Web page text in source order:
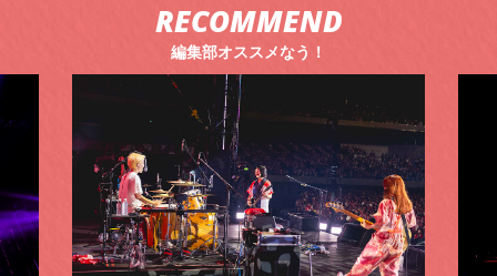
RECOMMEND
編集部オススメなう！